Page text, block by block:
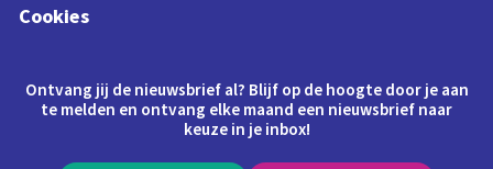
Cookies
Ontvang jij de nieuwsbrief al? Blijf op de hoogte door je aan
te melden en ontvang elke maand een nieuwsbrief naar
keuze in je inbox!